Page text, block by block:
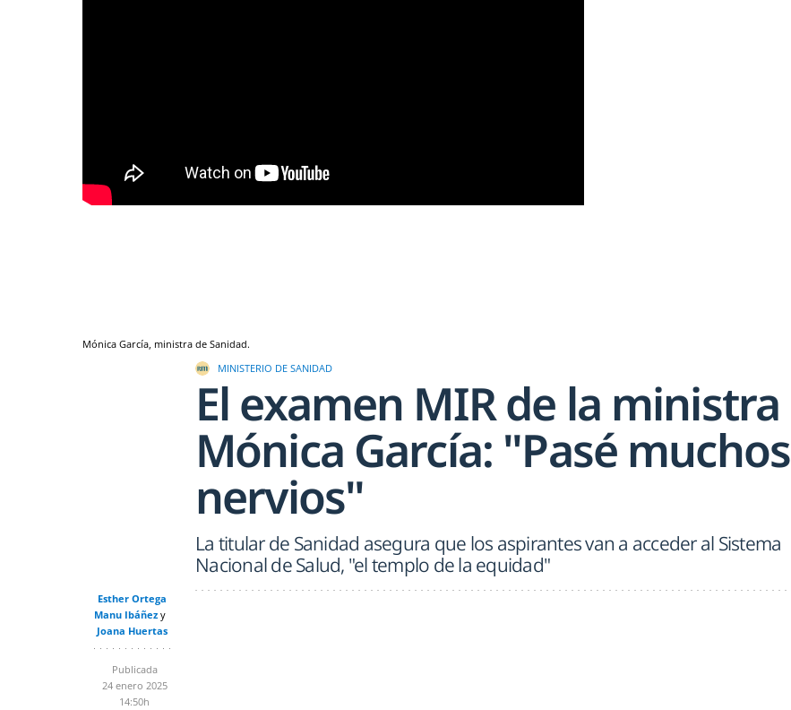
Mónica García, ministra de Sanidad.
MINISTERIO DE SANIDAD
El examen MIR de la ministra
Mónica García: "Pasé muchos
nervios"
La titular de Sanidad asegura que los aspirantes van a acceder al Sistema
Nacional de Salud, "el templo de la equidad"
Esther Ortega
Manu Ibáñez
Joana Huertas
Publicada
24 enero 2025
14:50h